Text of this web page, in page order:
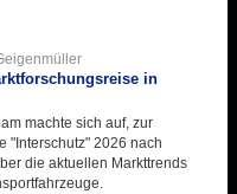
in
machte sich auf, zur
"Interschutz" 2026 nach
die aktuellen Markttrends